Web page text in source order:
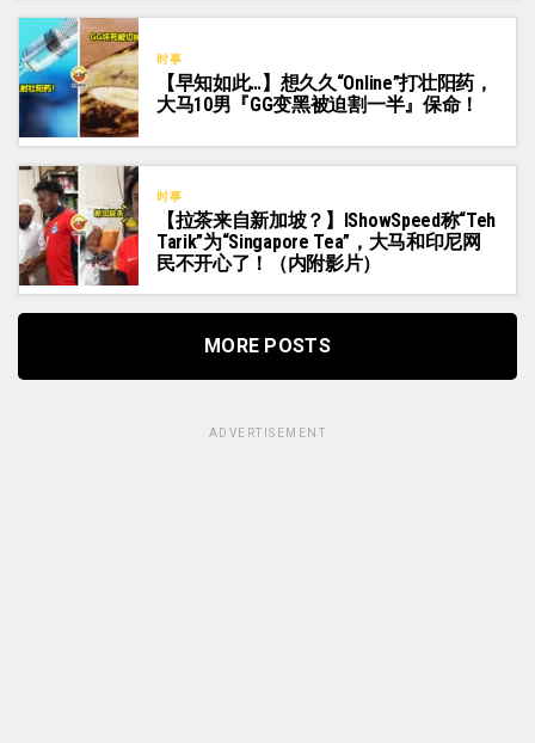
时事
【早知如此…】想久久“Online”打壮阳药，
大马10男『GG变黑被迫割一半』保命！
时事
【拉茶来自新加坡？】IShowSpeed称“Teh
Tarik”为“Singapore Tea”，大马和印尼网
民不开心了！（内附影片）
MORE POSTS
ADVERTISEMENT